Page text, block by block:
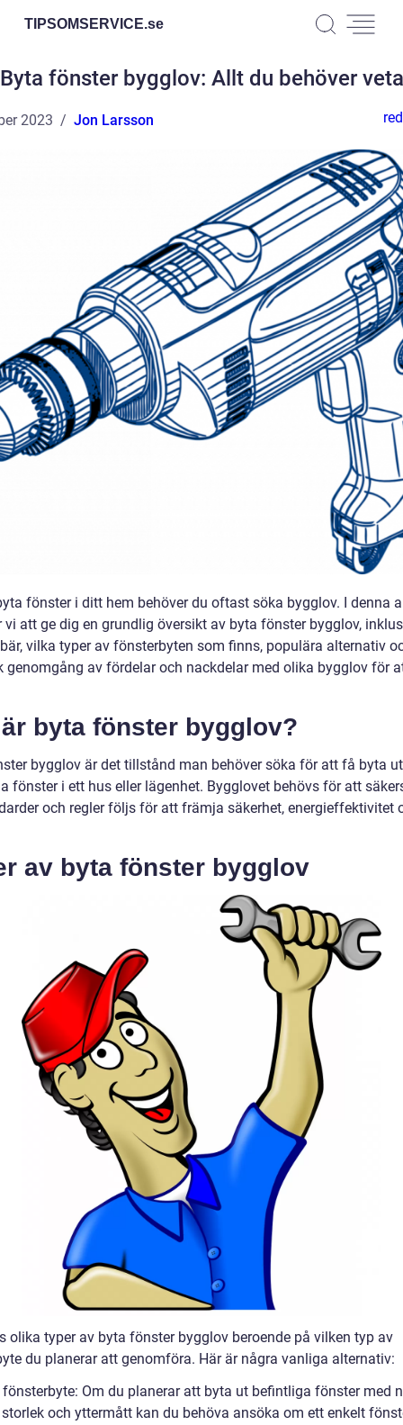
TIPSOMSERVICE.se
Byta fönster bygglov: Allt du behöver veta
2023 Jon Larsson
fönster i ditt hem behöver du oftast söka bygglov. I denna
vi att ge dig en grundlig översikt av byta fönster bygglov,
vilka typer av fönsterbyten som finns, populära alternativ
genomgång av fördelar och nackdelar med olika bygglov för
byta fönster bygglov?
bygglov är det tillstånd man behöver söka för att få byta
fönster i ett hus eller lägenhet. Bygglovet behövs för att
och regler följs för att främja säkerhet, energieffektivitet
av byta fönster bygglov
olika typer av byta fönster bygglov beroende på vilken typ av
du planerar att genomföra. Här är några vanliga alternativ:
fönsterbyte: Om du planerar att byta ut befintliga fönster med
och yttermått kan du behöva ansöka om ett enkelt